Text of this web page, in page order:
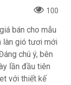
100
bán cho mẫu
làn gió tươi mới
chú ý, bên
lần đầu tiên
với thiết kế